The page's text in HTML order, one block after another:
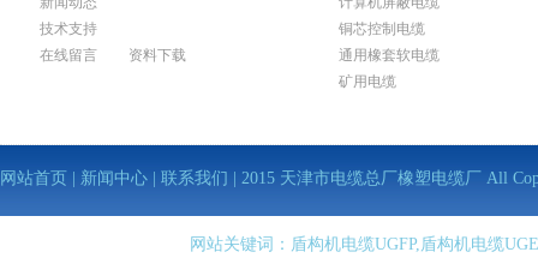
技术支持
在线留言
资料下载
铜芯控制电缆
通用橡套软电缆
矿用电缆
网站首页 新闻中心 联系我们 | 2015 天津市电缆总厂橡塑电缆厂 All
网站关键词：盾构机电缆UGFP,盾构机电缆